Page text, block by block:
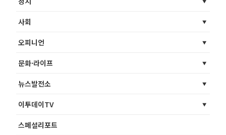
사회
오피니언
문화·라이프
뉴스발전소
이투데이TV
스페셜리포트